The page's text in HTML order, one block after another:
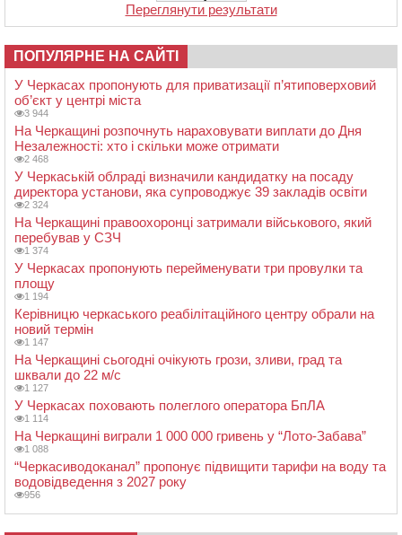
Переглянути результати
ПОПУЛЯРНЕ НА САЙТІ
У Черкасах пропонують для приватизації п’ятиповерховий
об’єкт у центрі міста
3 944
На Черкащині розпочнуть нараховувати виплати до Дня
Незалежності: хто і скільки може отримати
2 468
У Черкаській облраді визначили кандидатку на посаду
директора установи, яка супроводжує 39 закладів освіти
2 324
На Черкащині правоохоронці затримали військового, який
перебував у СЗЧ
1 374
У Черкасах пропонують перейменувати три провулки та
площу
1 194
Керівницю черкаського реабілітаційного центру обрали на
новий термін
1 147
На Черкащині сьогодні очікують грози, зливи, град та
шквали до 22 м/с
1 127
У Черкасах поховають полеглого оператора БпЛА
1 114
На Черкащині виграли 1 000 000 гривень у “Лото-Забава”
1 088
“Черкасиводоканал” пропонує підвищити тарифи на воду та
водовідведення з 2027 року
956